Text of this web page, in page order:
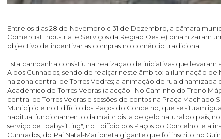
Entre os dias 28 de Novembro e 31 de Dezembro, a câmara
Comercial, Industrial e Serviços da Região Oeste) dinamizaram
objectivo de incentivar as compras no comércio tradicional.
Esta campanha consistiu na realização de iniciativas que levaram
A dos Cunhados, sendo de realçar neste âmbito: a iluminação de
na zona central de Torres Vedras; a animação de rua
Académico de Torres Vedras (a acção "No Caminho do Trenó
central de Torres Vedras e sessões de contos na Praça Machado
Município e no Edifício dos Paços do Concelho, que se situam
habitual funcionamento da maior pista de gelo natural do país, no
serviço de "babysitting", no Edifício dos Paços do Concelho; e a
Cunhados, do Pai Natal-Marioneta gigante que foi inscrito no